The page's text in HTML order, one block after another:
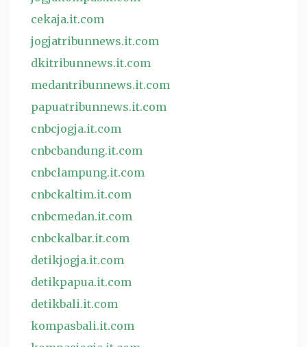
cekaja.it.com
jogjatribunnews.it.com
dkitribunnews.it.com
medantribunnews.it.com
papuatribunnews.it.com
cnbcjogja.it.com
cnbcbandung.it.com
cnbclampung.it.com
cnbckaltim.it.com
cnbcmedan.it.com
cnbckalbar.it.com
detikjogja.it.com
detikpapua.it.com
detikbali.it.com
kompasbali.it.com